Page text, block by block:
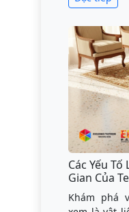
Các Yếu
Gian Của
Khám phá